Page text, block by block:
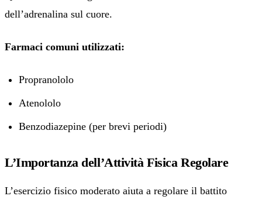
dell’adrenalina sul cuore.
Farmaci comuni utilizzati:
Propranololo
Atenololo
Benzodiazepine (per brevi periodi)
L’Importanza dell’Attività Fisica Regolare
L’esercizio fisico moderato aiuta a regolare il battito